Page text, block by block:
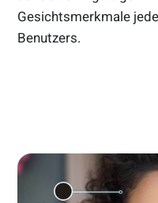
Gesichtsmerkmale
Benutzers.